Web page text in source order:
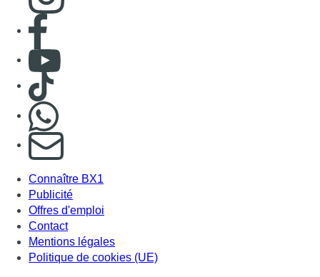
Consulter page Facebook
Consulter Youtube
Consulter TikTok
S'abonner à notre newsletter
Connaître BX1
Publicité
Offres d'emploi
Contact
Mentions légales
Politique de cookies (UE)